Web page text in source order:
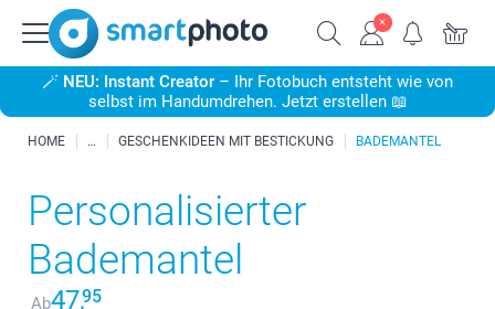
🪄 NEU: Instant Creator – Ihr Fotobuch entsteht wie von
selbst im Handumdrehen. Jetzt erstellen 📖
HOME GESCHENKIDEEN MIT BESTICKUNG BADEMANTEL
Personalisierter
Bademantel
Ab47,95